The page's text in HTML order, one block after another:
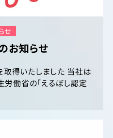
せ
お知らせ
得いたしました 当社は
働省の「えるぼし認定